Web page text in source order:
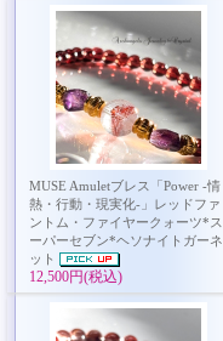
MUSE Amuletブレス「Power -情
熱・行動・現実化-」レッドファ
ントム・ファイヤークォーツ*ス
ーパーセブン*ヘソナイトガーネ
ット
12,500円(税込)